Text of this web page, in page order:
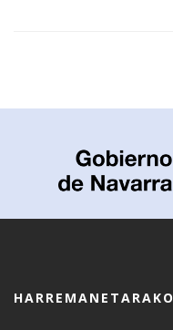
HARREMANETARAKO